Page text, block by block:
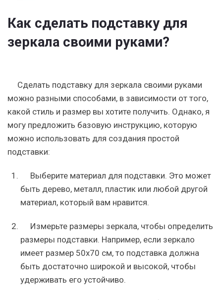
Как сделать подставку для
зеркала своими руками?
Сделать подставку для зеркала своими руками
можно разными способами, в зависимости от того,
какой стиль и размер вы хотите получить. Однако, я
могу предложить базовую инструкцию, которую
можно использовать для создания простой
подставки:
Выберите материал для подставки. Это может
быть дерево, металл, пластик или любой другой
материал, который вам нравится.
Измерьте размеры зеркала, чтобы определить
размеры подставки. Например, если зеркало
имеет размер 50х70 см, то подставка должна
быть достаточно широкой и высокой, чтобы
удерживать его устойчиво.